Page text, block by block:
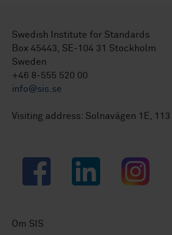
Swedish Institute for Standards
Box 45443, SE-104 31 Stockholm
Sweden
+46 8-555 520 00
info@sis.se
Visiting address: Solnavägen 1E,
Facebook LinkedIn Instagram
Om SIS